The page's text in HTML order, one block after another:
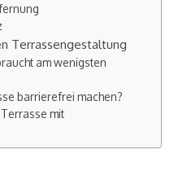
Terrassengestaltung
am wenigsten
barrierefrei machen?
mit